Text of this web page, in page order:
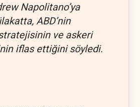
Napolitano’ya
ABD’nin
ve askeri
iflas ettiğini söyledi.